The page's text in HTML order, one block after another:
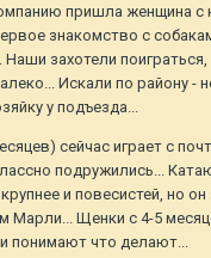
пришла женщина с
знакомство с
захотели поиграться,
Искали по району -
у подъезда...
сейчас играет с
подружились...
и повесистей, но он
Марли... Щенки с 4-5
понимают что делают...